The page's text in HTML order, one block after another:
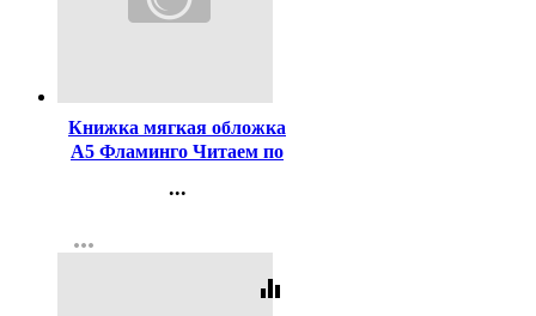
Книжка мягкая обложка
А5 Фламинго Читаем по
26196/30483
...
Регистрация
more_horiz
equalizer